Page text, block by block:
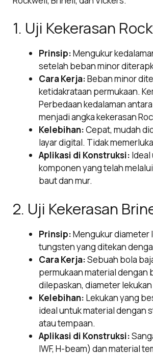
1. Uji Kekerasan
Prinsip:Mengukur
setelah beban minor
Cara Kerja:Beban minor
ketidakrataan permukaan.
Perbedaan kedalaman
menjadi angka kekerasan
Kelebihan:Cepat, mudah
layar digital. Tidak
Aplikasi di Konstruksi:
komponen yang telah
baut dan mur.
2. Uji Kekerasan
Prinsip:Mengukur diameter
tungsten yang ditekan
Cara Kerja:Sebuah bola
permukaan material
dilepaskan, diameter
Kelebihan: Lekukan yang
ideal untuk material dengan
atau tempaan.
Aplikasi di Konstruksi:
IWF, H-beam) dan material